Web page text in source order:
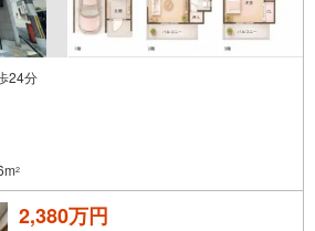
24分
2
2,380万円